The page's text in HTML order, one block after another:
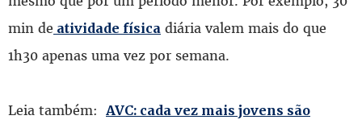
min de atividade física diária valem mais do que
1h30 apenas uma vez por semana.
Leia também: AVC: cada vez mais jovens são